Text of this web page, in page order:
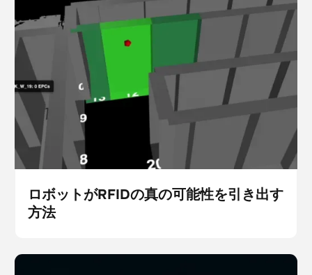
Blog
ロボットがRFIDの真の可能性を引き出す
方法
5 ways physical AI is empowering modern facility
スキャナー
フロアケア